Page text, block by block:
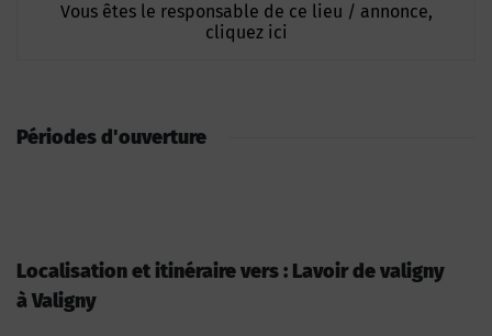
Vous êtes le responsable de ce lieu / annonce,
cliquez ici
Périodes d'ouverture
Localisation et itinéraire vers : Lavoir de valigny
à Valigny